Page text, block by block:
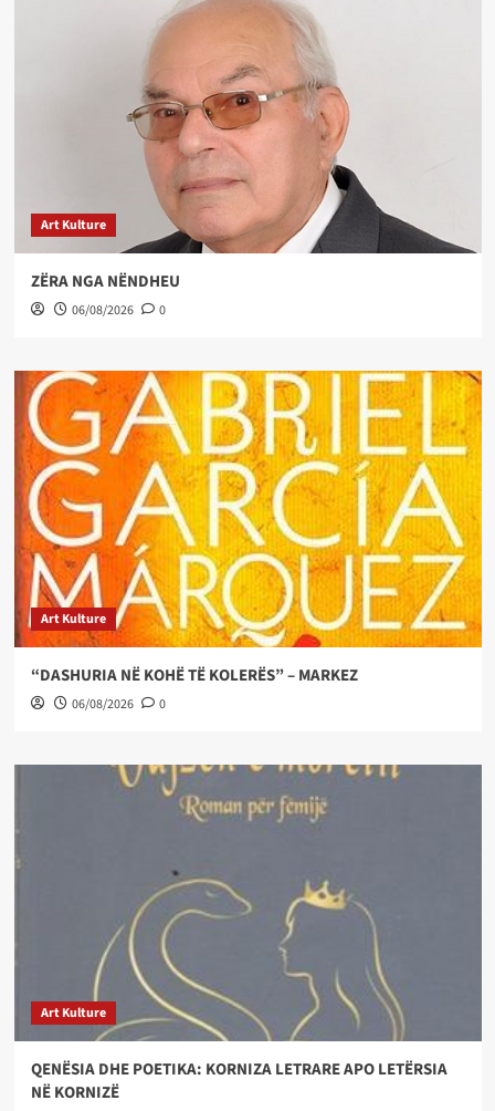
Art Kulture
ZËRA NGA NËNDHEU
06/08/2026 0
Art Kulture
“DASHURIA NË KOHË TË KOLERËS” – MARKEZ
06/08/2026 0
Art Kulture
QENËSIA DHE POETIKA: KORNIZA LETRARE APO LETËRSIA
NË KORNIZË